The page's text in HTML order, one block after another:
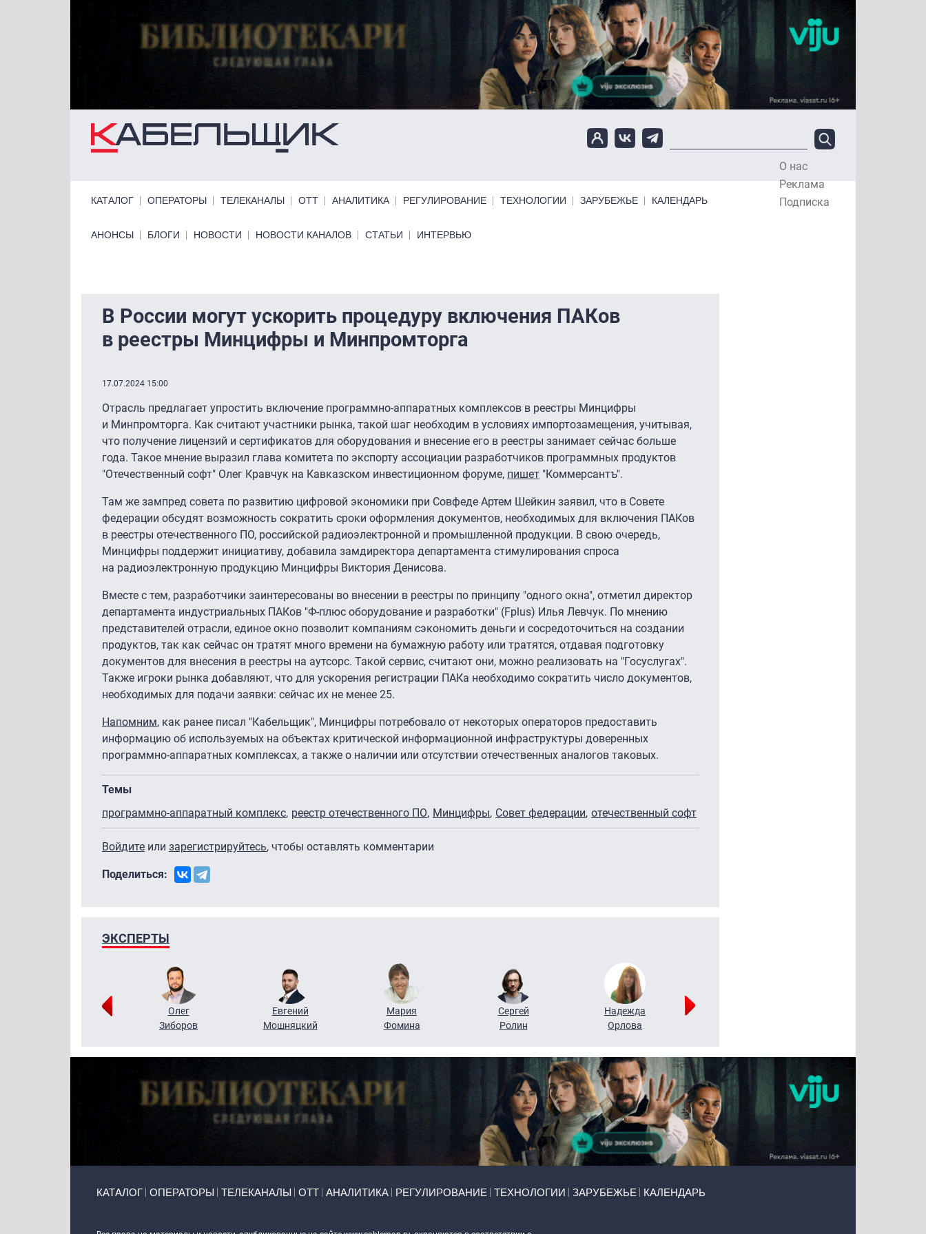
О нас
Реклама
Подписка
КАТАЛОГ ОПЕРАТОРЫ ТЕЛЕКАНАЛЫ ОТТ АНАЛИТИКА РЕГУЛИРОВАНИЕ ТЕХНОЛОГИИ ЗАРУБЕЖЬЕ КАЛЕНДАРЬ
Primary links bottom
АНОНСЫ БЛОГИ НОВОСТИ НОВОСТИ КАНАЛОВ СТАТЬИ ИНТЕРВЬЮ
В России могут ускорить процедуру включения ПАКов
в реестры Минцифры и Минпромторга
17.07.2024 15:00
Отрасль предлагает упростить включение программно-аппаратных комплексов в реестры Минцифры
и Минпромторга. Как считают участники рынка, такой шаг необходим в условиях импортозамещения, учитывая,
что получение лицензий и сертификатов для оборудования и внесение его в реестры занимает сейчас больше
года. Такое мнение выразил глава комитета по экспорту ассоциации разработчиков программных продуктов
"Отечественный софт" Олег Кравчук на Кавказском инвестиционном форуме, пишет "Коммерсантъ".
Там же зампред совета по развитию цифровой экономики при Совфеде Артем Шейкин заявил, что в Совете
федерации обсудят возможность сократить сроки оформления документов, необходимых для включения ПАКов
в реестры отечественного ПО, российской радиоэлектронной и промышленной продукции. В свою очередь,
Минцифры поддержит инициативу, добавила замдиректора департамента стимулирования спроса
на радиоэлектронную продукцию Минцифры Виктория Денисова.
Вместе с тем, разработчики заинтересованы во внесении в реестры по принципу "одного окна", отметил директор
департамента индустриальных ПАКов "Ф-плюс оборудование и разработки" (Fplus) Илья Левчук. По мнению
представителей отрасли, единое окно позволит компаниям сэкономить деньги и сосредоточиться на создании
продуктов, так как сейчас он тратят много времени на бумажную работу или тратятся, отдавая подготовку
документов для внесения в реестры на аутсорс. Такой сервис, считают они, можно реализовать на "Госуслугах".
Также игроки рынка добавляют, что для ускорения регистрации ПАКа необходимо сократить число документов,
необходимых для подачи заявки: сейчас их не менее 25.
Напомним, как ранее писал "Кабельщик", Минцифры потребовало от некоторых операторов предоставить
информацию об используемых на объектах критической информационной инфраструктуры доверенных
программно-аппаратных комплексах, а также о наличии или отсутствии отечественных аналогов таковых.
Темы
программно-аппаратный комплекс реестр отечественного ПО Минцифры Совет федерации отечественный софт
Войдите или зарегистрируйтесь, чтобы оставлять комментарии
Поделиться:
ЭКСПЕРТЫ
Олег
Зиборов
Евгений
Мошняцкий
Мария
Фомина
Сергей
Ролин
Надежда
Орлова
КАТАЛОГ ОПЕРАТОРЫ ТЕЛЕКАНАЛЫ ОТТ АНАЛИТИКА РЕГУЛИРОВАНИЕ ТЕХНОЛОГИИ ЗАРУБЕЖЬЕ КАЛЕНДАРЬ